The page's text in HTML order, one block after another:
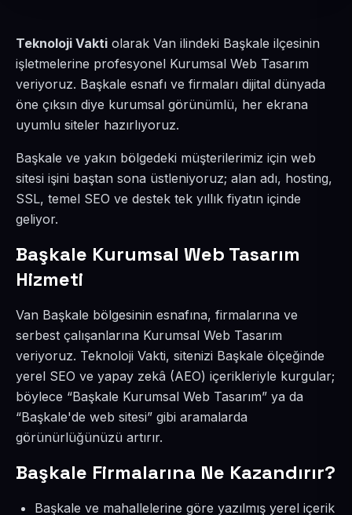
Teknoloji Vakti olarak Van ilindeki Başkale ilçesinin
işletmelerine profesyonel Kurumsal Web Tasarım
veriyoruz. Başkale esnafı ve firmaları dijital dünyada
öne çıksın diye kurumsal görünümlü, her ekrana
uyumlu siteler hazırlıyoruz.
Başkale ve yakın bölgedeki müşterilerimiz için web
sitesi işini baştan sona üstleniyoruz; alan adı, hosting,
SSL, temel SEO ve destek tek yıllık fiyatın içinde
geliyor.
Başkale Kurumsal Web Tasarım
Hizmeti
Van Başkale bölgesinin esnafına, firmalarına ve
serbest çalışanlarına Kurumsal Web Tasarım
veriyoruz. Teknoloji Vakti, sitenizi Başkale ölçeğinde
yerel SEO ve yapay zekâ (AEO) içerikleriyle kurgular;
böylece “Başkale Kurumsal Web Tasarım” ya da
“Başkale'de web sitesi” gibi aramalarda
görünürlüğünüzü artırır.
Başkale Firmalarına Ne Kazandırır?
Başkale ve mahallelerine göre yazılmış yerel içerik